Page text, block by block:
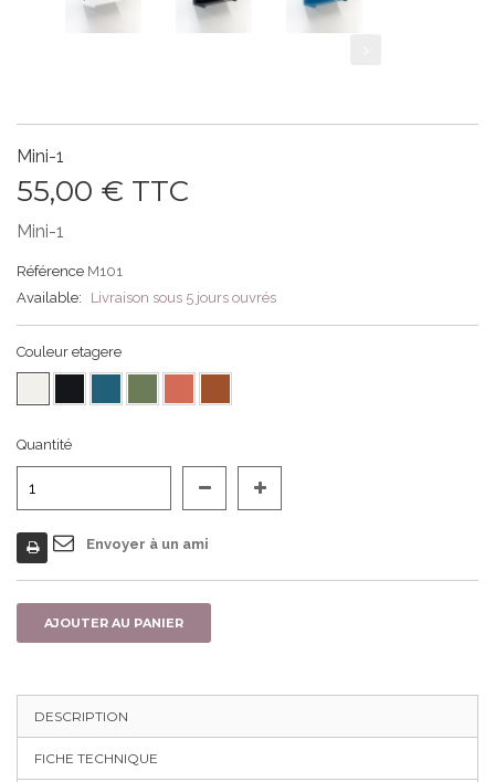
Mini-1
55,00 € TTC
Mini-1
Référence M101
Available:
Livraison sous 5 jours ouvrés
Couleur etagere
Quantité
Envoyer à un ami
AJOUTER AU PANIER
DESCRIPTION
FICHE TECHNIQUE